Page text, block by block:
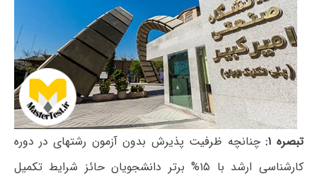
تبصره ۱:
چنانچه ظرفیت پذیرش بدون آزمون رشته­ای در دوره
کارشناسی ­ارشد با ۱۵% برتر دانشجویان حائز شرایط تکمیل